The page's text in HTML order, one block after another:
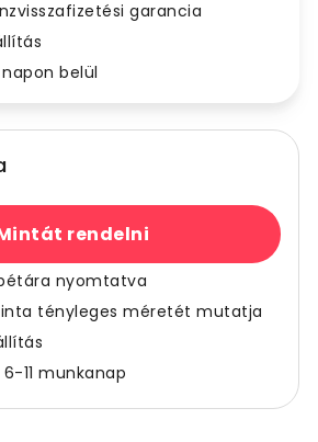
garancia
belül
rendelni
nyomtatva
tényleges méretét mutatja
11 munkanap